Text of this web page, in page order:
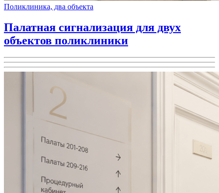
Поликлиника, два объекта
Палатная сигнализация для двух
объектов поликлиники